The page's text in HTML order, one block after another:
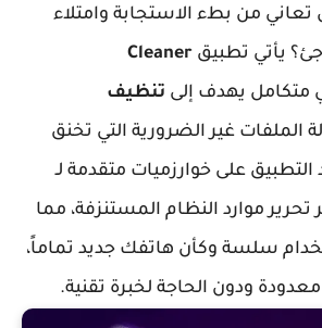
تعاني من بطء الاستجابة وامتلاء
يأتي تطبيق Cleaner
متكامل يهدف إلى تنظيف
الملفات غير الضرورية التي تخنق
على خوارزميات متقدمة لـ
تحرير موارد النظام المستنزفة، مما
سلسة وكأن هاتفك جديد تماماً،
ودون الحاجة لخبرة تقنية.